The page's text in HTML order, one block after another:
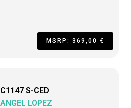
MSRP: 369,00 €
C1147 S-CED
ANGEL LOPEZ